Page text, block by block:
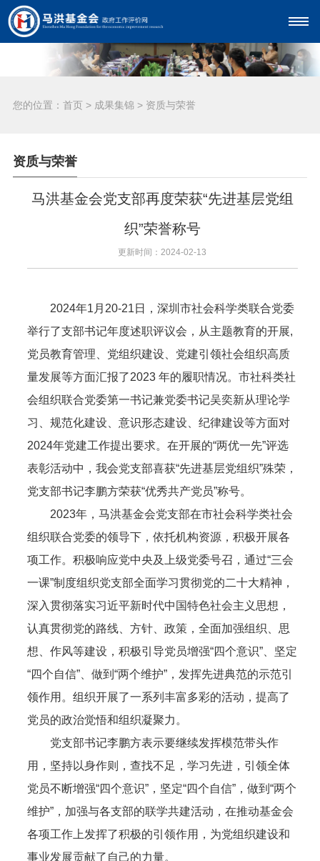
您的位置： 首页> 成果集锦 > 资质与荣誉
资质与荣誉
马洪基金会党支部再度荣获“先进基层党组
织”荣誉称号
更新时间：2024-02-13
2024年1月20-21日，深圳市社会科学类联合党委
举行了支部书记年度述职评议会，从主题教育的开展,
党员教育管理、党组织建设、党建引领社会组织高质
量发展等方面汇报了2023 年的履职情况。市社科类社
会组织联合党委第一书记兼党委书记吴奕新从理论学
习、规范化建设、意识形态建设、纪律建设等方面对
2024年党建工作提出要求。在开展的“两优一先”评选
表彰活动中，我会党支部喜获“先进基层党组织”殊荣，
党支部书记李鹏方荣获“优秀共产党员”称号。
2023年，马洪基金会党支部在市社会科学类社会
组织联合党委的领导下，依托机构资源，积极开展各
项工作。积极响应党中央及上级党委号召，通过“三会
一课”制度组织党支部全面学习贯彻党的二十大精神，
深入贯彻落实习近平新时代中国特色社会主义思想，
认真贯彻党的路线、方针、政策，全面加强组织、思
想、作风等建设，积极引导党员增强“四个意识”、坚定
“四个自信”、做到“两个维护”，发挥先进典范的示范引
领作用。组织开展了一系列丰富多彩的活动，提高了
党员的政治觉悟和组织凝聚力。
党支部书记李鹏方表示要继续发挥模范带头作
用，坚持以身作则，查找不足，学习先进，引领全体
党员不断增强“四个意识”，坚定“四个自信”，做到“两个
维护”，加强与各支部的联学共建活动，在推动基金会
各项工作上发挥了积极的引领作用，为党组织建设和
事业发展贡献了自己的力量。